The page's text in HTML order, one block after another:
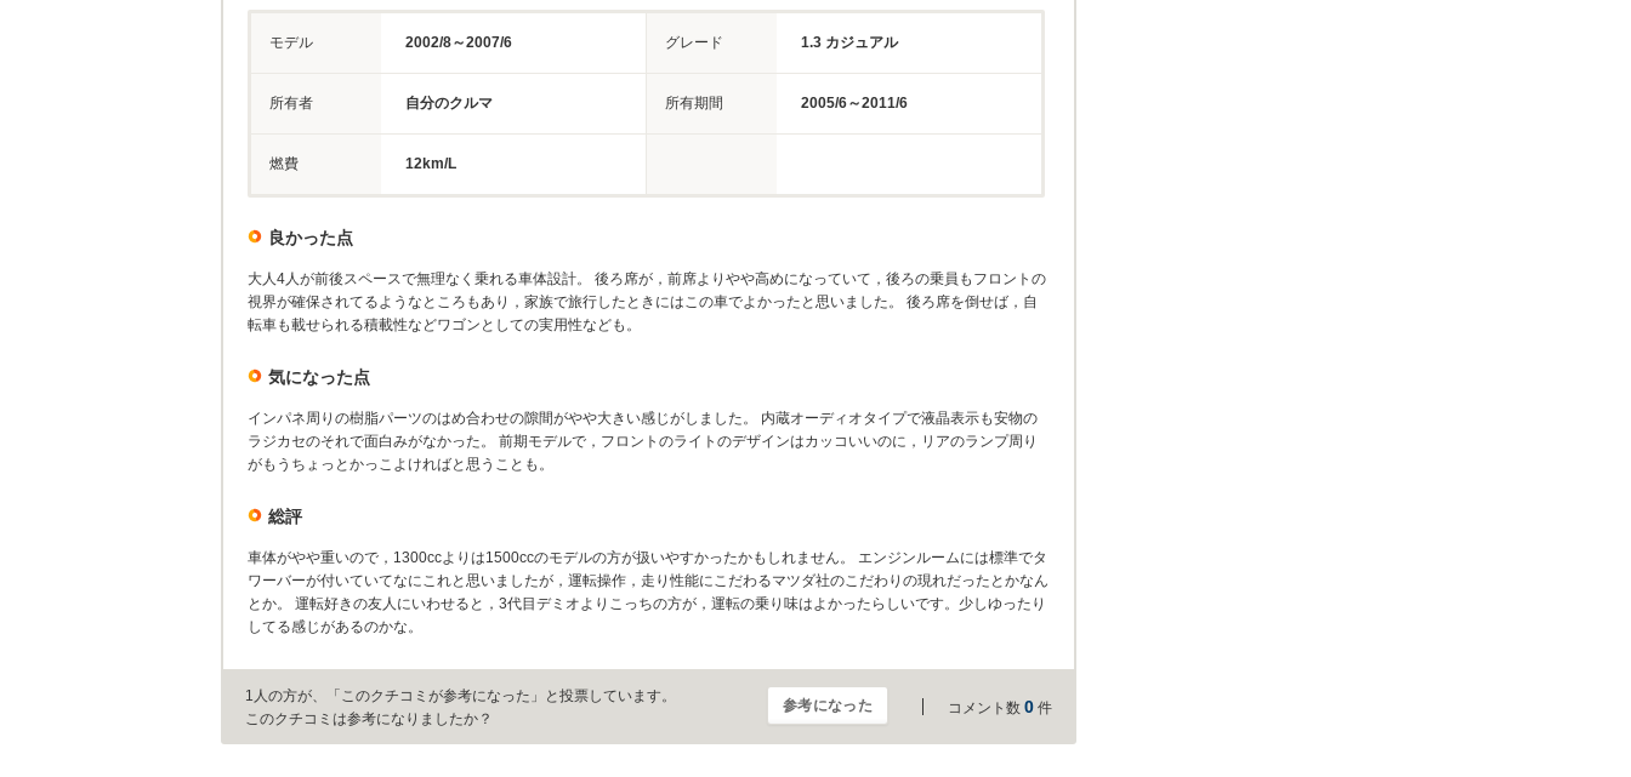
モデル 2002/8～2007/6 グレード 1.3 カジュアル
所有者 自分のクルマ 所有期間 2005/6～2011/6
燃費 12km/L
良かった点
大人4人が前後スペースで無理なく乗れる車体設計。 後ろ席が，前席よりやや高めになっていて，後ろの乗員もフロントの
視界が確保されてるようなところもあり，家族で旅行したときにはこの車でよかったと思いました。 後ろ席を倒せば，自
転車も載せられる積載性などワゴンとしての実用性なども。
気になった点
インパネ周りの樹脂パーツのはめ合わせの隙間がやや大きい感じがしました。 内蔵オーディオタイプで液晶表示も安物の
ラジカセのそれで面白みがなかった。 前期モデルで，フロントのライトのデザインはカッコいいのに，リアのランプ周り
がもうちょっとかっこよければと思うことも。
総評
車体がやや重いので，1300ccよりは1500ccのモデルの方が扱いやすかったかもしれません。 エンジンルームには標準でタ
ワーバーが付いていてなにこれと思いましたが，運転操作，走り性能にこだわるマツダ社のこだわりの現れだったとかなん
とか。 運転好きの友人にいわせると，3代目デミオよりこっちの方が，運転の乗り味はよかったらしいです。少しゆったり
してる感じがあるのかな。
1人の方が、「このクチコミが参考になった」と投票しています。
このクチコミは参考になりましたか？
参考になった コメント数 0 件